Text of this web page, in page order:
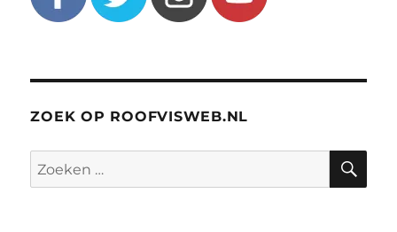
ZOEK OP ROOFVISWEB.NL
Zoeken
naar: